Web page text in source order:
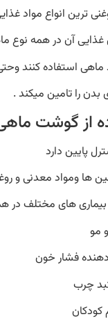
ترین انواع مواد
غذایی آن در همه
ماهی استفاده کنند
را تامین میکند .
از گوشت